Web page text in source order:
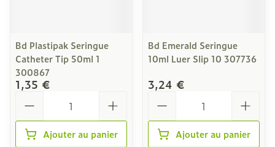
Bd Plastipak Seringue
Catheter Tip 50ml 1
300867
1,35 €
Ajouter au panier
Bd Emerald Seringue
10ml Luer Slip 10 307736
3,24 €
Ajouter au panier